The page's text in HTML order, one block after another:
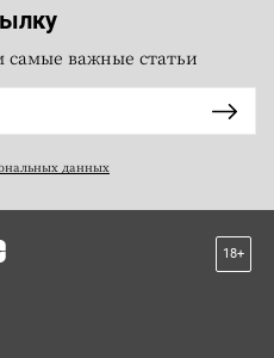
важные статьи
данных
18+